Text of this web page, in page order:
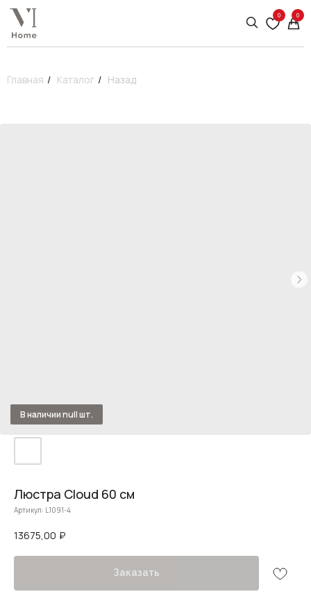
0 0
Главная / Каталог / Назад
Люстра Cloud 60 см
Артикул: L1091-4
13675,00 ₽
Заказать